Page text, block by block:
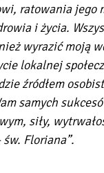
ratowania jego
i życia.
wyrazić moją
lokalnej
źródłem
samych
siły,
Floriana”.